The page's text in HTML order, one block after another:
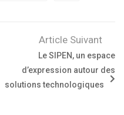
Article Suivant
Le SIPEN, un espace
d’expression autour des
solutions technologiques